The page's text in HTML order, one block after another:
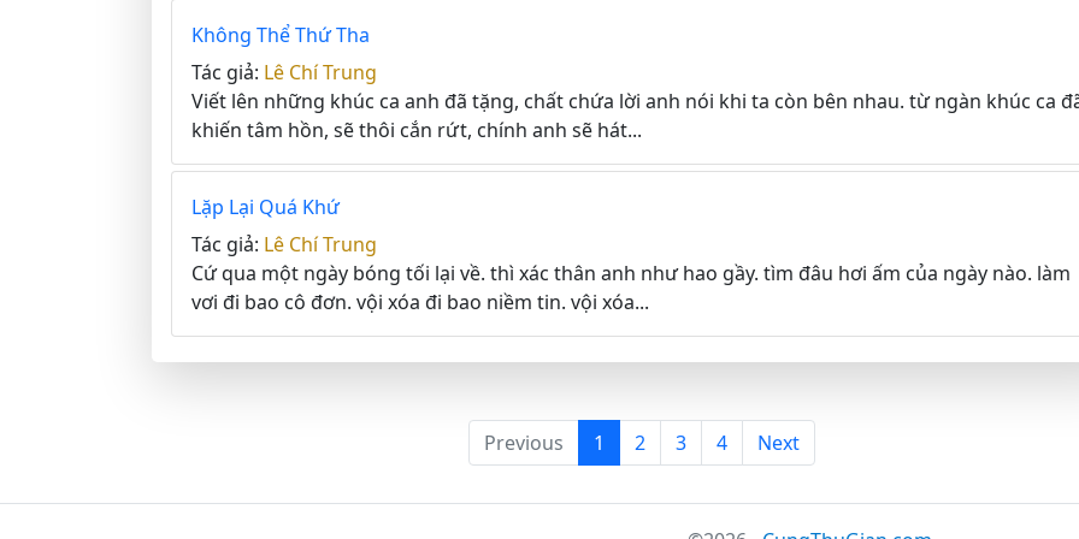
Không Thể Thứ Tha
Tác giả: Lê Chí Trung
Viết lên những khúc ca anh đã tặng, chất chứa lời anh nói khi ta còn bên nhau. từ ngàn khúc ca
khiến tâm hồn, sẽ thôi cắn rứt, chính anh sẽ hát...
Lặp Lại Quá Khứ
Tác giả: Lê Chí Trung
Cứ qua một ngày bóng tối lại về. thì xác thân anh như hao gầy. tìm đâu hơi ấm của ngày nào. làm
vơi đi bao cô đơn. vội xóa đi bao niềm tin. vội xóa...
Previous 1 2 3 4 Next